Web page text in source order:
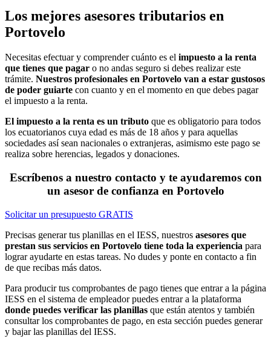
Los mejores asesores tributarios en
Portovelo
Necesitas efectuar y comprender cuánto es el impuesto a la renta
que tienes que pagar o no andas seguro si debes realizar este
trámite. Nuestros profesionales en Portovelo van a estar gustosos
de poder guiarte con cuanto y en el momento en que debes pagar
el impuesto a la renta.
El impuesto a la renta es un tributo que es obligatorio para todos
los ecuatorianos cuya edad es más de 18 años y para aquellas
sociedades así sean nacionales o extranjeras, asimismo este pago se
realiza sobre herencias, legados y donaciones.
Escríbenos a nuestro contacto y te ayudaremos con
un asesor de confianza en Portovelo
Solicitar un presupuesto GRATIS
Precisas generar tus planillas en el IESS, nuestros asesores que
prestan sus servicios en Portovelo tiene toda la experiencia para
lograr ayudarte en estas tareas. No dudes y ponte en contacto a fin
de que recibas más datos.
Para producir tus comprobantes de pago tienes que entrar a la página
IESS en el sistema de empleador puedes entrar a la plataforma
donde puedes verificar las planillas que están atentos y también
consultar los comprobantes de pago, en esta sección puedes generar
y bajar las planillas del IESS.